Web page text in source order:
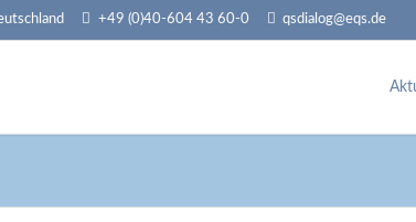
+49 (0)40-604 43 60-0 qsdialog@eqs.de